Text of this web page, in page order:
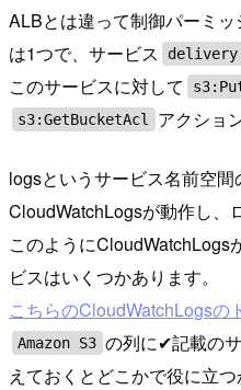
ALBとは違って制御パーミッ
は1つで、サービス
このサービスに対して
s3:GetBucketAcl アクショ
logsというサービス名前空間
CloudWatchLogsが動作し、
このようにCloudWatchLogs
ビスはいくつかあります。
こちらのCloudWatchLogsの
Amazon S3 の列に✔︎記載の
えておくとどこかで役に立つ